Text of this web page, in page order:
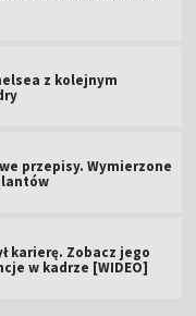
z kolejnym
przepisy. Wymierzone
karierę. Zobacz jego
w kadrze [WIDEO]